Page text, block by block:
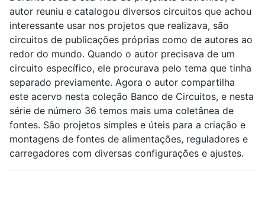
autor reuniu e catalogou diversos circuitos que achou
interessante usar nos projetos que realizava, são
circuitos de publicações próprias como de autores ao
redor do mundo. Quando o autor precisava de um
circuito específico, ele procurava pelo tema que tinha
separado previamente. Agora o autor compartilha
este acervo nesta coleção Banco de Circuitos, e nesta
série de número 36 temos mais uma coletânea de
fontes. São projetos simples e úteis para a criação e
montagens de fontes de alimentações, reguladores e
carregadores com diversas configurações e ajustes.